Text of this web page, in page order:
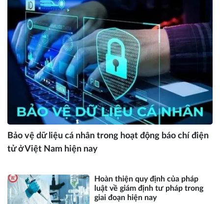
Bảo vệ dữ liệu cá nhân trong hoạt động báo chí điện
tử ở Việt Nam hiện nay
Hoàn thiện quy định của pháp
luật về giám định tư pháp trong
giai đoạn hiện nay